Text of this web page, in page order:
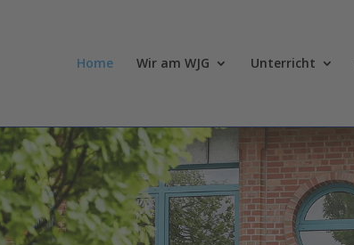
Home Wir am WJG Unterricht